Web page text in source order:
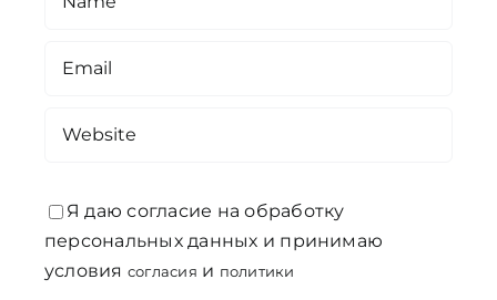
Я даю согласие на обработку
персональных данных и принимаю
условия согласия и политики